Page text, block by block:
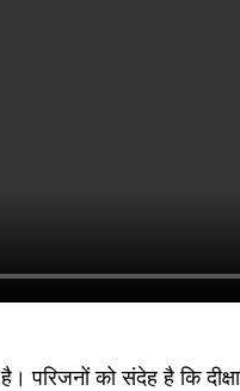
परिजनों को संदेह है कि